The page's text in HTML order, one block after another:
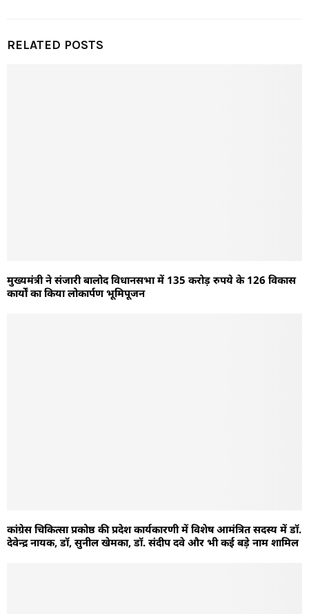
RELATED POSTS
मुख्यमंत्री ने संजारी बालोद विधानसभा में 135 करोड़ रुपये के 126 विकास
कार्यों का किया लोकार्पण भूमिपूजन
कांग्रेस चिकित्सा प्रकोष्ठ की प्रदेश कार्यकारणी में विशेष आमंत्रित सदस्य में डॉ.
देवेन्द्र नायक, डॉ, सुनील खेमका, डॉ. संदीप दवे और भी कई बड़े नाम शामिल